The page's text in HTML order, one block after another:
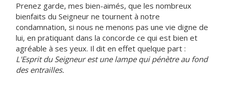
Prenez garde, mes bien-aimés, que les nombreux
bienfaits du Seigneur ne tournent à notre
condamnation, si nous ne menons pas une vie digne de
lui, en pratiquant dans la concorde ce qui est bien et
agréable à ses yeux. Il dit en effet quelque part :
L'Esprit du Seigneur est une lampe qui pénètre au fond
des entrailles.